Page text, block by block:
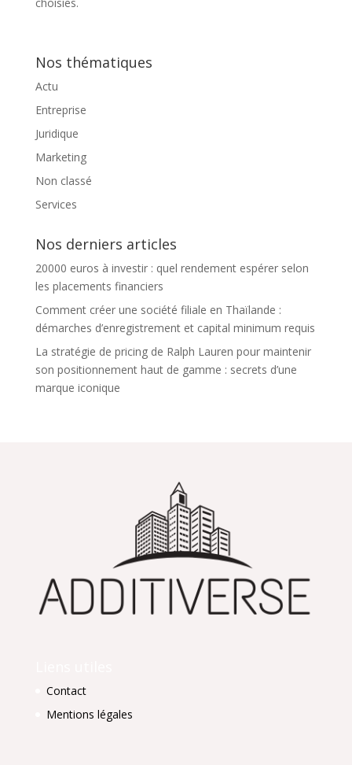
Nos thématiques
Actu
Entreprise
Juridique
Marketing
Non classé
Services
Nos derniers articles
20000 euros à investir : quel rendement espérer selon
les placements financiers
Comment créer une société filiale en Thaïlande :
démarches d’enregistrement et capital minimum requis
La stratégie de pricing de Ralph Lauren pour maintenir
son positionnement haut de gamme : secrets d’une
marque iconique
Contact
Mentions légales